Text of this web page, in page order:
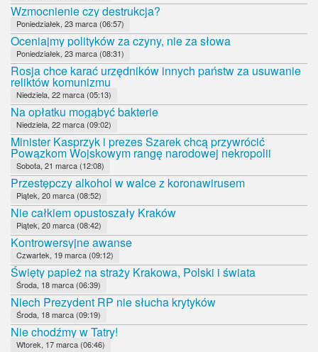
Wzmocnienie czy destrukcja?
Poniedziałek, 23 marca (06:57)
Oceniajmy polityków za czyny, nie za słowa
Poniedziałek, 23 marca (08:31)
Rosja chce karać urzędników innych państw za usuwanie
reliktów komunizmu
Niedziela, 22 marca (05:13)
Na opłatku mogąbyć bakterie
Niedziela, 22 marca (09:02)
Minister Kasprzyk i prezes Szarek chcą przywrócić
Powązkom Wojskowym rangę narodowej nekropolii
Sobota, 21 marca (12:08)
Przestępczy alkohol w walce z koronawirusem
Piątek, 20 marca (08:52)
Nie całkiem opustoszały Kraków
Piątek, 20 marca (08:42)
Kontrowersyjne awanse
Czwartek, 19 marca (09:12)
Święty papież na straży Krakowa, Polski i świata
Środa, 18 marca (06:39)
Niech Prezydent RP nie słucha krytyków
Środa, 18 marca (09:19)
Nie chodźmy w Tatry!
Wtorek, 17 marca (06:46)